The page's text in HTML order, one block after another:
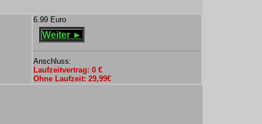
6.99 Euro
Weiter ►
Anschluss:
Laufzeitvertrag: 0 €
Ohne Laufzeit: 29,99€